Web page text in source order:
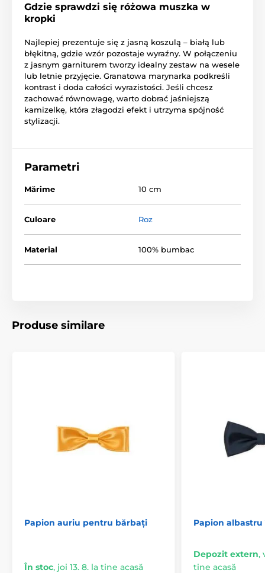
Gdzie sprawdzi się różowa muszka w
kropki
Najlepiej prezentuje się z jasną koszulą – białą lub
błękitną, gdzie wzór pozostaje wyraźny. W połączeniu
z jasnym garniturem tworzy idealny zestaw na wesele
lub letnie przyjęcie. Granatowa marynarka podkreśli
kontrast i doda całości wyrazistości. Jeśli chcesz
zachować równowagę, warto dobrać jaśniejszą
kamizelkę, która złagodzi efekt i utrzyma spójność
stylizacji.
Parametri
Mărime 10 cm
Culoare Roz
Material 100% bumbac
Produse similare
Papion auriu pentru bărbați
În stoc, joi 13. 8. la tine acasă
Papion
Depozit extern,
tine acasă